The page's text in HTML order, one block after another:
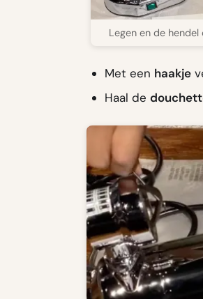
Legen en de
Met een haakje
Haal de